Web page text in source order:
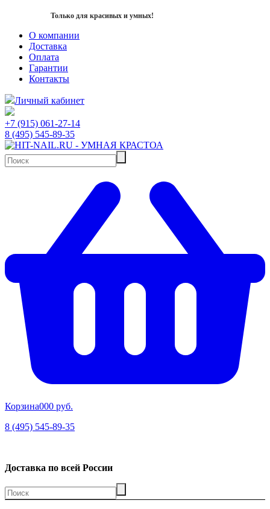
Только для красивых и умных!
О компании
Доставка
Оплата
Гарантии
Контакты
Личный кабинет
+7 (915) 061-27-14
8 (495) 545-89-35
Корзина000 руб.
8 (495) 545-89-35
Доставка по всей России